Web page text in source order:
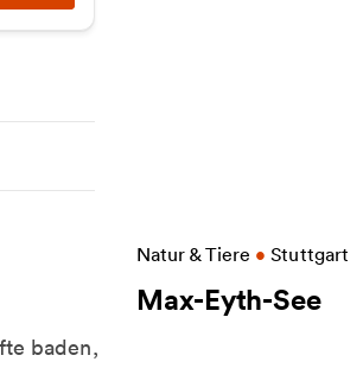
baden,
Natur & Tiere • Stuttgart
Max-Eyth-See
Weitere Informationen